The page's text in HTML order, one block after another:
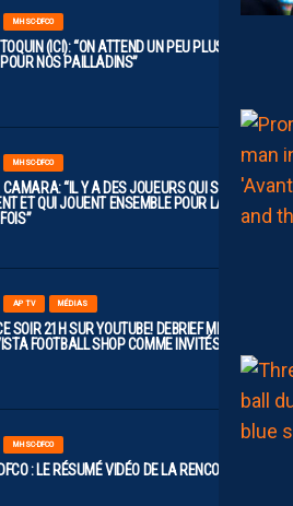
MHSC-DFCO
(ICI): “ON ATTEND UN PEU PLUS DE
NOS PAILLADINS”
MHSC-DFCO
“IL Y A DES JOUEURS QUI SE
ET QUI JOUENT ENSEMBLE POUR LA
AP TV MÉDIAS
SOIR 21H SUR YOUTUBE! DEBRIEF MHSC-
FOOTBALL SHOP COMME INVITÉS !
MHSC-DFCO
: LE RÉSUMÉ VIDÉO DE LA RENCONTRE